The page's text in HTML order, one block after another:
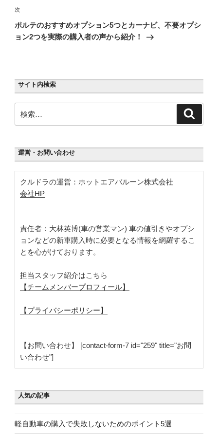
ゲ
ー
シ
次
の
投
次
ポルテのおすすめオプション5つとカーナビ、不要オプシ
ョン2つを実際の購入者の声から紹介！
サイト内検索
索:
運営・お問い合わせ
クルドラの運営：ホットエアバルーン株式会社
会社HP
責任者：大林英博(車の営業マン) 車の値引きやオプシ
ョンなどの新車購入時に必要となる情報を網羅するこ
とを心がけております。
担当スタッフ紹介はこちら
【チームメンバープロフィール】
【プライバシーポリシー】
【お問い合わせ】 [contact-form-7 id="259" title="お問
い合わせ"]
人気の記事
軽自動車の購入で失敗しないためのポイント5選